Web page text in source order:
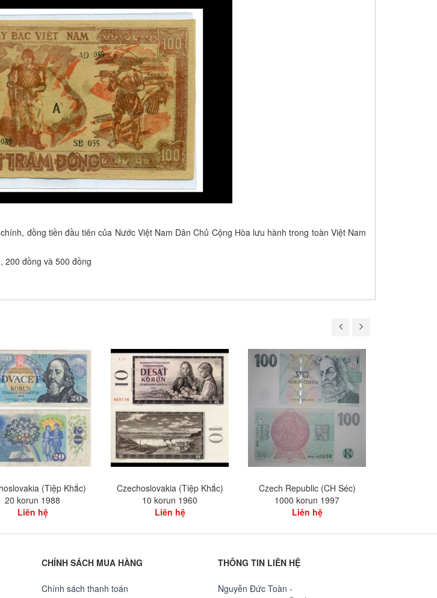
đồng tiền đầu tiên của Nước Việt Nam Dân Chủ Cộng Hòa lưu hành trong toàn Việt Nam
200 đồng và 500 đồng
(Tiệp Khắc)
20 korun 1988
Liên hệ
Czechoslovakia (Tiệp Khắc)
10 korun 1960
Liên hệ
Czech Republic (CH Séc)
1000 korun 1997
Liên hệ
CHÍNH SÁCH MUA HÀNG
Chính sách thanh toán
THÔNG TIN LIÊN HỆ
Nguyễn Đức Toàn -